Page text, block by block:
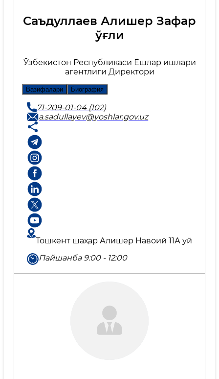
Саъдуллаев Алишер Зафар
ўғли
Ўзбекистон Республикаси Ёшлар ишлари
агентлиги Директори
Вазифалари Биография
71-209-01-04 (102)
a.sadullayev@yoshlar.gov.uz
Тошкент шаҳар Алишер Навоий 11А уй
Пайшанба 9:00 - 12:00